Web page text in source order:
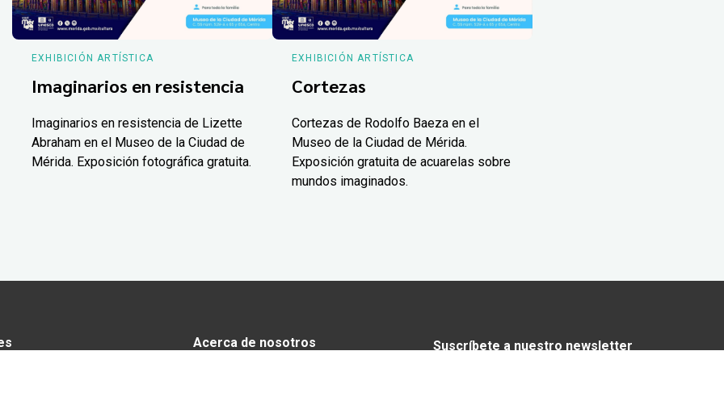
EXHIBICIÓN ARTÍSTICA
Imaginarios en resistencia
Imaginarios en resistencia de Lizette
Abraham en el Museo de la Ciudad de
Mérida. Exposición fotográfica gratuita.
EXHIBICIÓN ARTÍSTICA
Cortezas
Cortezas de Rodolfo Baeza en el
Museo de la Ciudad de Mérida.
Exposición gratuita de acuarelas sobre
mundos imaginados.
Acerca de nosotros
Suscríbete a nuestro newsletter